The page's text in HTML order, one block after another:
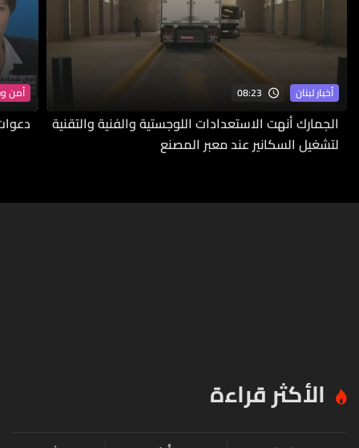
أخبار لبنان 08:23
الجمارك أنهت الاستعدادات اللوجستية والفنية والتقنية
لتشغيل السكانير عند معبر المصنع
أمن
الأكثر قراءة